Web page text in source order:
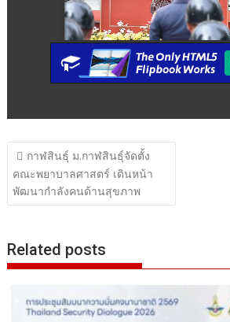
แนะแนว
เรื่อง
กาฬสินธุ์ ม.กาฬสินธุ์จัดตั้ง
คณะพยาบาลศาสตร์ เดินหน้า
พัฒนากำลังคนด้านสุขภาพ
Related posts